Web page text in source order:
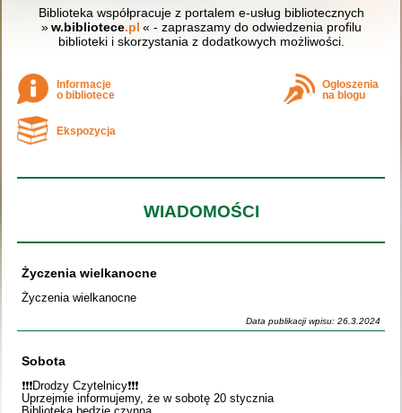
Biblioteka współpracuje z portalem e-usług bibliotecznych
» w.bibliotece.pl « - zapraszamy do odwiedzenia profilu
biblioteki i skorzystania z dodatkowych możliwości.
Informacje
o bibliotece
Ogłoszenia
na blogu
Ekspozycja
WIADOMOŚCI
Życzenia wielkanocne
Życzenia wielkanocne
Data publikacji wpisu: 26.3.2024
Sobota
❗️❗️❗️Drodzy Czytelnicy❗️❗️❗️
Uprzejmie informujemy, że w sobotę 20 stycznia